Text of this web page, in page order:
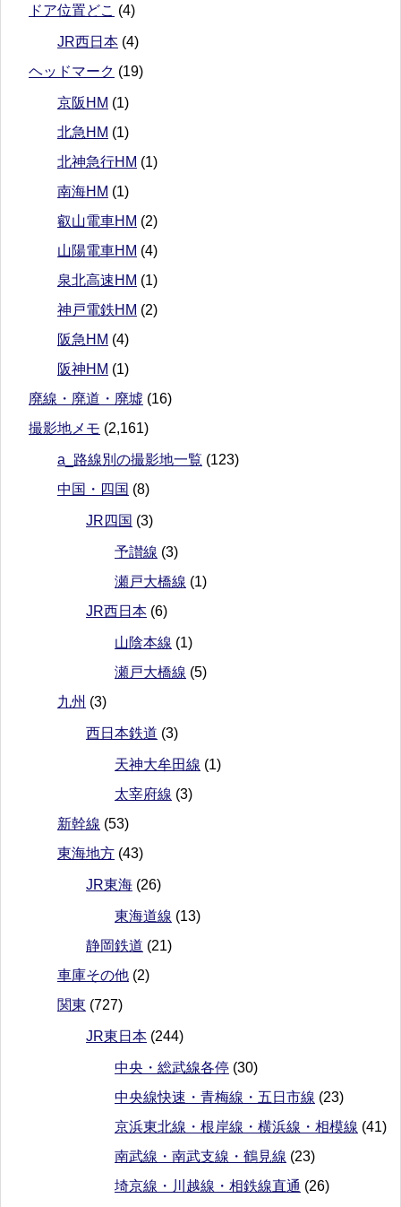
ドア位置どこ (4)
JR西日本 (4)
ヘッドマーク (19)
京阪HM (1)
北急HM (1)
北神急行HM (1)
南海HM (1)
叡山電車HM (2)
山陽電車HM (4)
泉北高速HM (1)
神戸電鉄HM (2)
阪急HM (4)
阪神HM (1)
廃線・廃道・廃墟 (16)
撮影地メモ (2,161)
a_路線別の撮影地一覧 (123)
中国・四国 (8)
JR四国 (3)
予讃線 (3)
瀬戸大橋線 (1)
JR西日本 (6)
山陰本線 (1)
瀬戸大橋線 (5)
九州 (3)
西日本鉄道 (3)
天神大牟田線 (1)
太宰府線 (3)
新幹線 (53)
東海地方 (43)
JR東海 (26)
東海道線 (13)
静岡鉄道 (21)
車庫その他 (2)
関東 (727)
JR東日本 (244)
中央・総武線各停 (30)
中央線快速・青梅線・五日市線 (23)
京浜東北線・根岸線・横浜線・相模線 (41)
南武線・南武支線・鶴見線 (23)
埼京線・川越線・相鉄線直通 (26)